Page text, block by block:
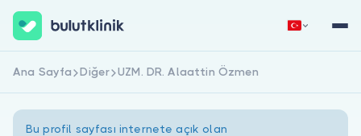
Hemen Kaydol Giriş Yap
Ana Sayfa Diğer UZM. DR. Alaattin Özmen
Bu profil sayfası internete açık olan